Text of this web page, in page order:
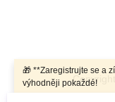
🎁 **Zaregistrujte se a
výhodněji pokaždé!
Klára